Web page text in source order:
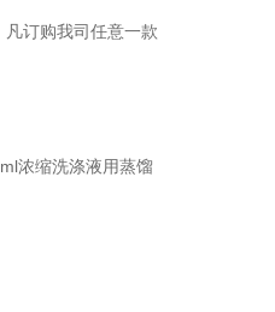
订购我司任意一款
浓缩洗涤液用蒸馏